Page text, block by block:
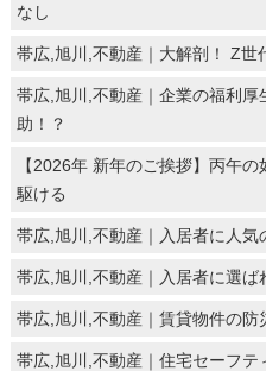
なし
帯広,旭川,不動産｜大解剖！ Z世
帯広,旭川,不動産｜企業の福利
助！？
【2026年 新年のご挨拶】丙午
駆ける
帯広,旭川,不動産｜入居者に人
帯広,旭川,不動産｜入居者に選
帯広,旭川,不動産｜賃貸物件の防
帯広,旭川,不動産｜住宅セーフ